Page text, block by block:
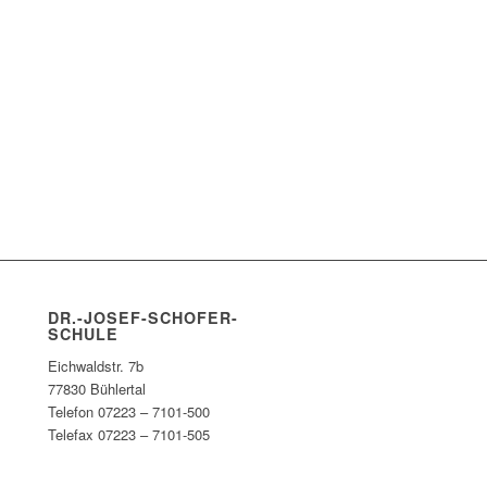
DR.-JOSEF-SCHOFER-
SCHULE
Eichwaldstr. 7b
77830 Bühlertal
Telefon 07223 – 7101-500
Telefax 07223 – 7101-505